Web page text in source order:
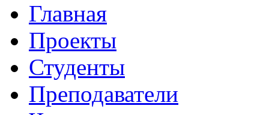
Главная
Проекты
Студенты
Преподаватели